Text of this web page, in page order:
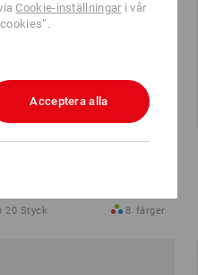
20 Styck 8 färger
Cookie-inställningar i vår
Acceptera alla